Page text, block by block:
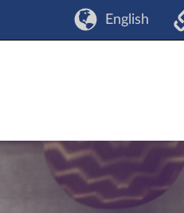
English